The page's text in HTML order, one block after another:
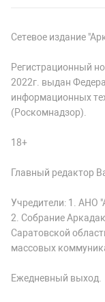
Сетевое издание
Регистрационный
2022г. выдан
информационных
(Роскомнадзор).
18+
Главный редактор
Учредители: 1. АНО
2. Собрание
Саратовской
массовых
Ежедневный выход.